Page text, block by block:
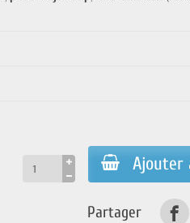
Ajouter
Partager